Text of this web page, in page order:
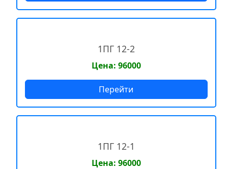
1ПГ 12-2
Цена: 96000
Перейти
1ПГ 12-1
Цена: 96000